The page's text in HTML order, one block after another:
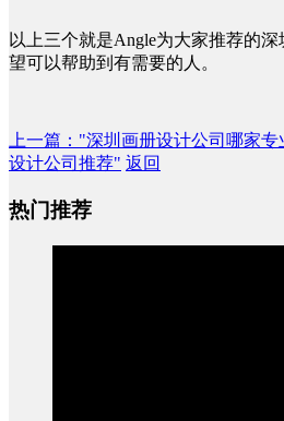
以上三个就是Angle为大家推荐的深
望可以帮助到有需要的人。
上一篇 ："深圳画册设计公司哪家专
设计公司推荐" 返回
热门推荐